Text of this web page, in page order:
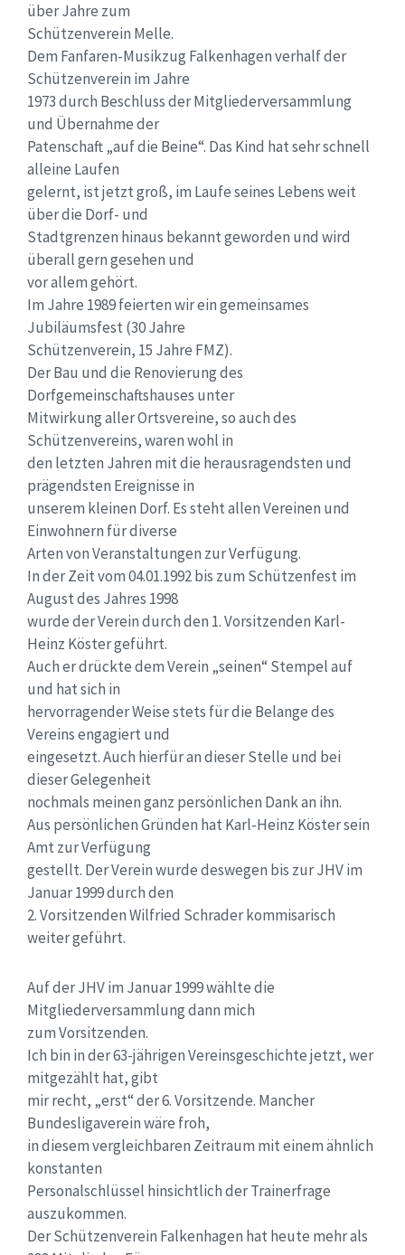
über Jahre zum
Schützenverein Melle.
Dem Fanfaren-Musikzug Falkenhagen verhalf der
Schützenverein im Jahre
1973 durch Beschluss der Mitgliederversammlung
und Übernahme der
Patenschaft „auf die Beine“. Das Kind hat sehr schnell
alleine Laufen
gelernt, ist jetzt groß, im Laufe seines Lebens weit
über die Dorf- und
Stadtgrenzen hinaus bekannt geworden und wird
überall gern gesehen und
vor allem gehört.
Im Jahre 1989 feierten wir ein gemeinsames
Jubiläumsfest (30 Jahre
Schützenverein, 15 Jahre FMZ).
Der Bau und die Renovierung des
Dorfgemeinschaftshauses unter
Mitwirkung aller Ortsvereine, so auch des
Schützenvereins, waren wohl in
den letzten Jahren mit die herausragendsten und
prägendsten Ereignisse in
unserem kleinen Dorf. Es steht allen Vereinen und
Einwohnern für diverse
Arten von Veranstaltungen zur Verfügung.
In der Zeit vom 04.01.1992 bis zum Schützenfest im
August des Jahres 1998
wurde der Verein durch den 1. Vorsitzenden Karl-
Heinz Köster geführt.
Auch er drückte dem Verein „seinen“ Stempel auf
und hat sich in
hervorragender Weise stets für die Belange des
Vereins engagiert und
eingesetzt. Auch hierfür an dieser Stelle und bei
dieser Gelegenheit
nochmals meinen ganz persönlichen Dank an ihn.
Aus persönlichen Gründen hat Karl-Heinz Köster sein
Amt zur Verfügung
gestellt. Der Verein wurde deswegen bis zur JHV im
Januar 1999 durch den
2. Vorsitzenden Wilfried Schrader kommisarisch
weiter geführt.
Auf der JHV im Januar 1999 wählte die
Mitgliederversammlung dann mich
zum Vorsitzenden.
Ich bin in der 63-jährigen Vereinsgeschichte jetzt, wer
mitgezählt hat, gibt
mir recht, „erst“ der 6. Vorsitzende. Mancher
Bundesligaverein wäre froh,
in diesem vergleichbaren Zeitraum mit einem ähnlich
konstanten
Personalschlüssel hinsichtlich der Trainerfrage
auszukommen.
Der Schützenverein Falkenhagen hat heute mehr als